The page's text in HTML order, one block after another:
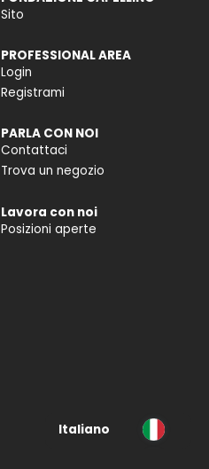
Sito
PROFESSIONAL AREA
Login
Registrami
PARLA CON NOI
Contattaci
Trova un negozio
Lavora con noi
Posizioni aperte
Italiano